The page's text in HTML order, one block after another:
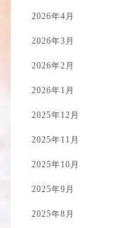
2026年4月
2026年3月
2026年2月
2026年1月
2025年12月
2025年11月
2025年10月
2025年9月
2025年8月